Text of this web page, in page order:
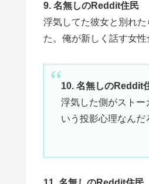
9. 名無しのReddit住民
浮気してた彼女と別れ
た。俺が新しく話す女
10. 名無しのReddit
浮気した側がストー
いう投影心理なんだ